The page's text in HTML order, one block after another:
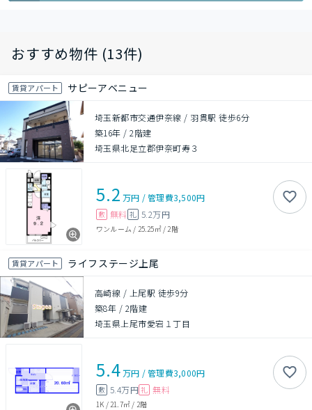
おすすめ物件 (13件)
賃貸アパート サピーアベニュー
埼玉新都市交通伊奈線 / 羽貫駅 徒歩6分
築16年 /2階建
埼玉県北足立郡伊奈町寿３
5.2 万円 /管理費3,500円
敷 無料 礼 5.2万円
ワンルーム / 25.25㎡/ 2階
賃貸アパート ライフステージ上尾
高崎線 / 上尾駅 徒歩9分
築8年 / 2階建
埼玉県上尾市愛宕１丁目
5.4万円 /管理費3,000円
敷 5.4万円 礼 無料
1K / 21.7㎡ / 2階